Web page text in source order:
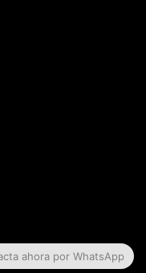
ahora por WhatsApp